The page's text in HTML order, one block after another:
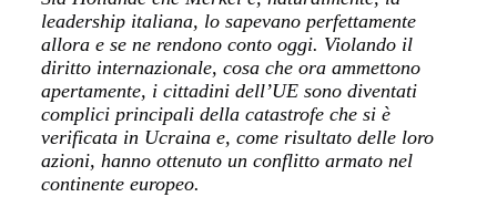
leadership italiana, lo sapevano perfettamente
allora e se ne rendono conto oggi. Violando il
diritto internazionale, cosa che ora ammettono
apertamente, i cittadini dell’UE sono diventati
complici principali della catastrofe che si è
verificata in Ucraina e, come risultato delle loro
azioni, hanno ottenuto un conflitto armato nel
continente europeo.